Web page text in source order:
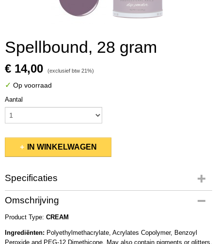
Spellbound, 28 gram
€ 14,00 (exclusief btw 21%)
✓ Op voorraad
Aantal
IN WINKELWAGEN
Specificaties
Productcode
KSDP125
EAN code
Productcode leverancier
Omschrijving
Product Type: CREAM
Ingrediënten: Polyethylmethacrylate, Acrylates Copolymer, Benzoyl
Peroxide and PEG-12 Dimethicone. May also contain pigments or glitters.